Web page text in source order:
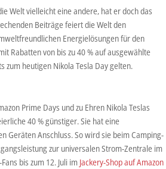
Welt vielleicht eine andere, hat er doch das
Beiträge feiert die Welt den
Energielösungen für den
Rabatten von bis zu 40 % auf ausgewählte
zum heutigen Nikola Tesla Day gelten.
Prime Days und zu Ehren Nikola Teslas
40 % günstiger. Sie hat eine
Geräten Anschluss. So wird sie beim Camping-
zur universalen Strom-Zentrale im
bis zum 12. Juli im Jackery-Shop auf Amazon